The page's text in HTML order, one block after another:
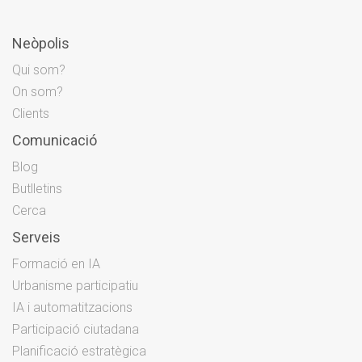
Neòpolis
Qui som?
On som?
Clients
Comunicació
Blog
Butlletins
Cerca
Serveis
Formació en IA
Urbanisme participatiu
IA i automatitzacions
Participació ciutadana
Planificació estratègica